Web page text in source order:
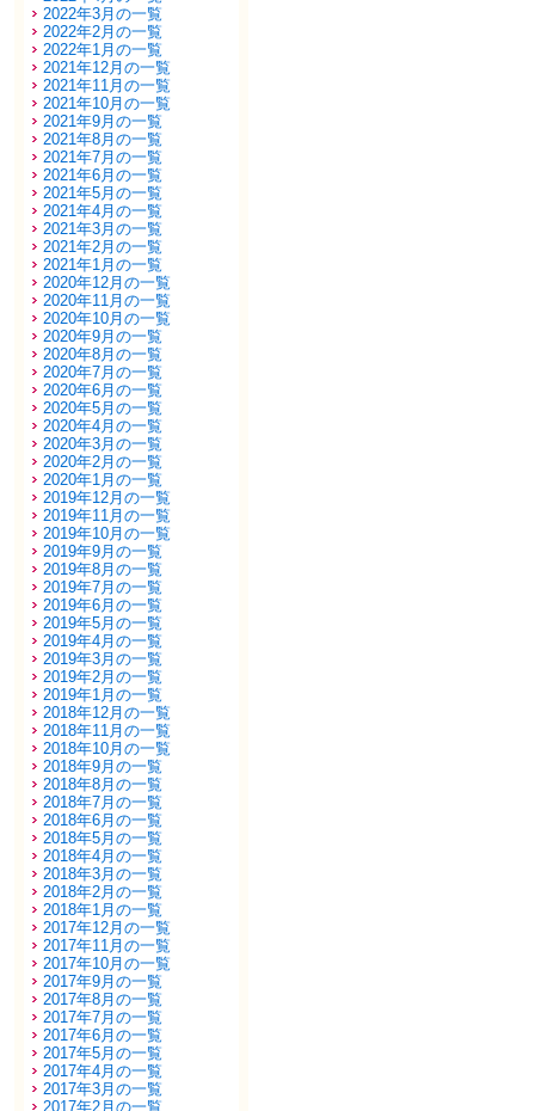
2022年3月の一覧
2022年2月の一覧
2022年1月の一覧
2021年12月の一覧
2021年11月の一覧
2021年10月の一覧
2021年9月の一覧
2021年8月の一覧
2021年7月の一覧
2021年6月の一覧
2021年5月の一覧
2021年4月の一覧
2021年3月の一覧
2021年2月の一覧
2021年1月の一覧
2020年12月の一覧
2020年11月の一覧
2020年10月の一覧
2020年9月の一覧
2020年8月の一覧
2020年7月の一覧
2020年6月の一覧
2020年5月の一覧
2020年4月の一覧
2020年3月の一覧
2020年2月の一覧
2020年1月の一覧
2019年12月の一覧
2019年11月の一覧
2019年10月の一覧
2019年9月の一覧
2019年8月の一覧
2019年7月の一覧
2019年6月の一覧
2019年5月の一覧
2019年4月の一覧
2019年3月の一覧
2019年2月の一覧
2019年1月の一覧
2018年12月の一覧
2018年11月の一覧
2018年10月の一覧
2018年9月の一覧
2018年8月の一覧
2018年7月の一覧
2018年6月の一覧
2018年5月の一覧
2018年4月の一覧
2018年3月の一覧
2018年2月の一覧
2018年1月の一覧
2017年12月の一覧
2017年11月の一覧
2017年10月の一覧
2017年9月の一覧
2017年8月の一覧
2017年7月の一覧
2017年6月の一覧
2017年5月の一覧
2017年4月の一覧
2017年3月の一覧
2017年2月の一覧